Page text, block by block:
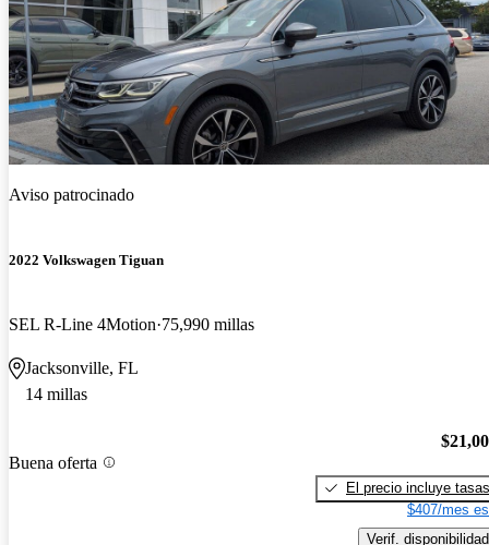
Aviso patrocinado
2022 Volkswagen Tiguan
SEL R-Line 4Motion 75,990 millas
Jacksonville, FL
14 millas
Buena oferta
El precio incluye tasas
$407/mes
Verif. disponibilidad